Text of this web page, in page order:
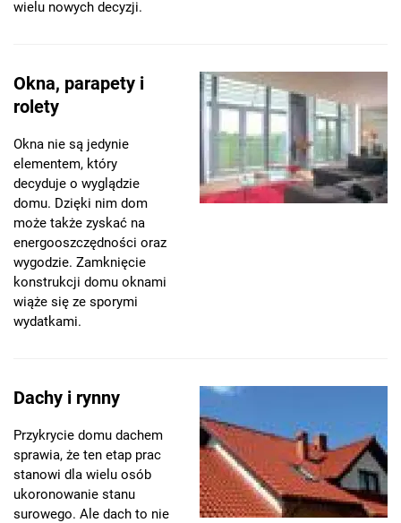
wielu nowych decyzji.
Okna, parapety i
rolety
Okna nie są jedynie
elementem, który
decyduje o wyglądzie
domu. Dzięki nim dom
może także zyskać na
energooszczędności oraz
wygodzie. Zamknięcie
konstrukcji domu oknami
wiąże się ze sporymi
wydatkami.
Dachy i rynny
Przykrycie domu dachem
sprawia, że ten etap prac
stanowi dla wielu osób
ukoronowanie stanu
surowego. Ale dach to nie